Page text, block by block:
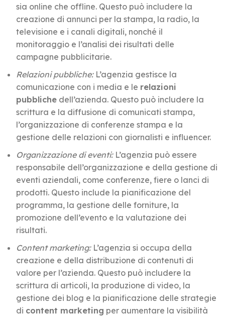
sia online che offline. Questo può includere la
creazione di annunci per la stampa, la radio, la
televisione e i canali digitali, nonché il
monitoraggio e l’analisi dei risultati delle
campagne pubblicitarie.
Relazioni pubbliche:L’agenzia gestisce la
comunicazione con i media e le relazioni
pubbliche dell’azienda. Questo può includere la
scrittura e la diffusione di comunicati stampa,
l’organizzazione di conferenze stampa e la
gestione delle relazioni con giornalisti e influencer.
Organizzazione di eventi:L’agenzia può essere
responsabile dell’organizzazione e della gestione di
eventi aziendali, come conferenze, fiere o lanci di
prodotti. Questo include la pianificazione del
programma, la gestione delle forniture, la
promozione dell’evento e la valutazione dei
risultati.
Content marketing:L’agenzia si occupa della
creazione e della distribuzione di contenuti di
valore per l’azienda. Questo può includere la
scrittura di articoli, la produzione di video, la
gestione dei blog e la pianificazione delle strategie
di content marketing per aumentare la visibilità